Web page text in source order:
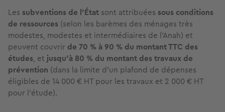
Les subventions de l'État sont attribuées sous conditions
de ressources (selon les barèmes des ménages très
modestes, modestes et intermédiaires de l'Anah) et
peuvent couvrir de 70 % à 90 % du montant TTC des
études, et jusqu'à 80 % du montant des travaux de
prévention (dans la limite d'un plafond de dépenses
éligibles de 14 000 € HT pour les travaux et 2 000 € HT
pour l'étude).